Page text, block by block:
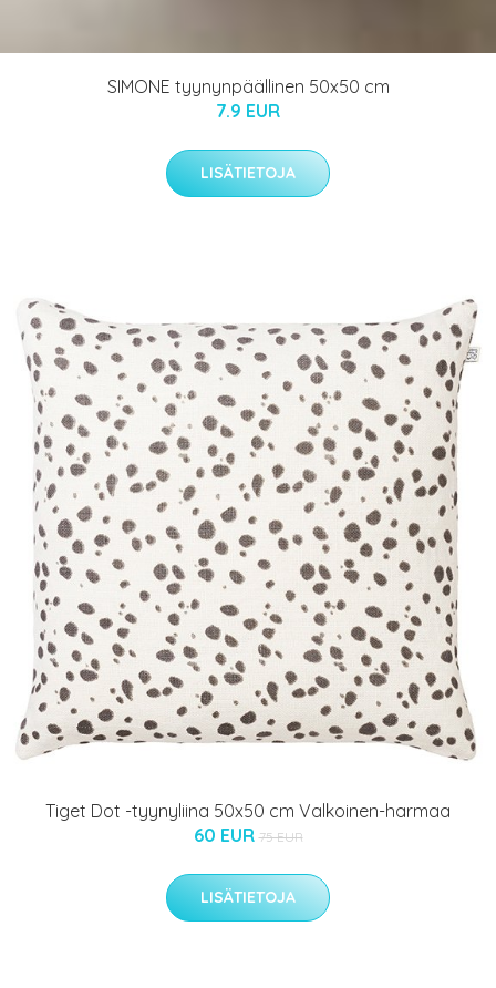
SIMONE tyynynpäällinen 50x50 cm
7.9 EUR
LISÄTIETOJA
Tiget Dot -tyynyliina 50x50 cm Valkoinen-harmaa
60 EUR 75 EUR
LISÄTIETOJA